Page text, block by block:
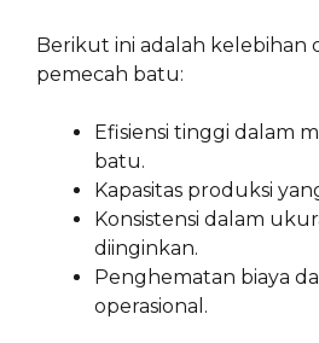
Berikut ini adalah kelebihan
pemecah batu:
Efisiensi tinggi dalam
batu.
Kapasitas produksi
Konsistensi dalam
diinginkan.
Penghematan biaya
operasional.